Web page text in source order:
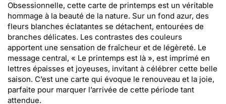
Obsessionnelle, cette carte de printemps est un véritable
hommage à la beauté de la nature. Sur un fond azur, des
fleurs blanches éclatantes se détachent, entourées de
branches délicates. Les contrastes des couleurs
apportent une sensation de fraîcheur et de légèreté. Le
message central, « Le printemps est là », est imprimé en
lettres épaisses et joyeuses, invitant à célébrer cette belle
saison. C’est une carte qui évoque le renouveau et la joie,
parfaite pour marquer l’arrivée de cette période tant
attendue.